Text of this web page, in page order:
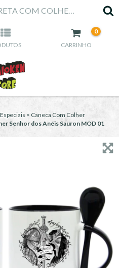
CANECA BRANCA E PRETA COM COLHER SENHOR DOS ANÉIS SAURON MOD 01
CARRINHO
0
> Caneca Com Colher
Senhor dos Anéis Sauron MOD 01